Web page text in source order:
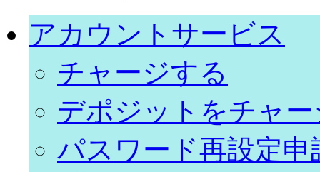
アカウントサービス
チャージする
デポジットをチャ
パスワード再設定申